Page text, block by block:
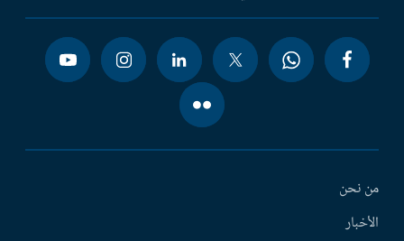
من نحن
الأخبار